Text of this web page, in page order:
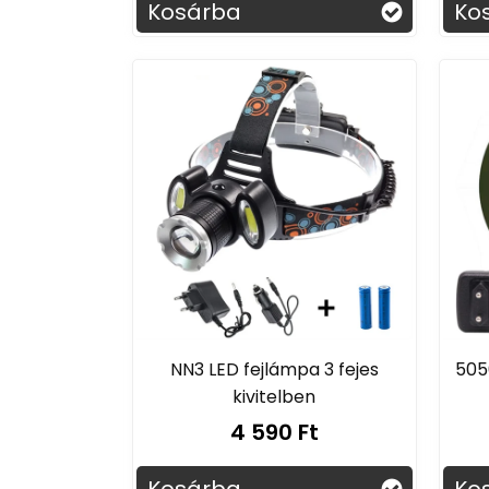
Kosárba
NN3 LED fejlámpa 3 fejes
kivitelben
4 590 Ft